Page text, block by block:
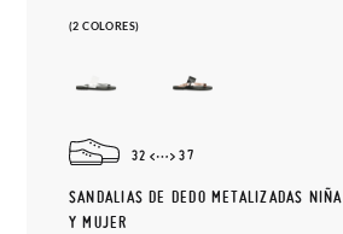
(2 COLORES)
32 37
SANDALIAS DE DEDO METALIZADAS NIÑA
Y MUJER